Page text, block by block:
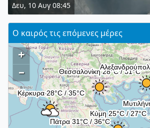
Δευ, 10 Αυγ 08:45
Ο καιρός τις επόμενες μέρες
+
–